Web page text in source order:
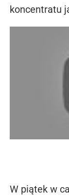
koncentratu
W piątek w